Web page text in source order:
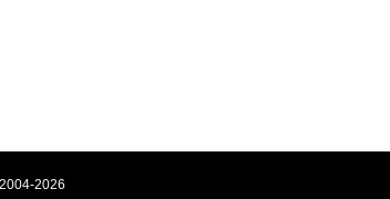
2026